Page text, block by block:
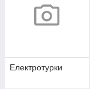
Електротурки